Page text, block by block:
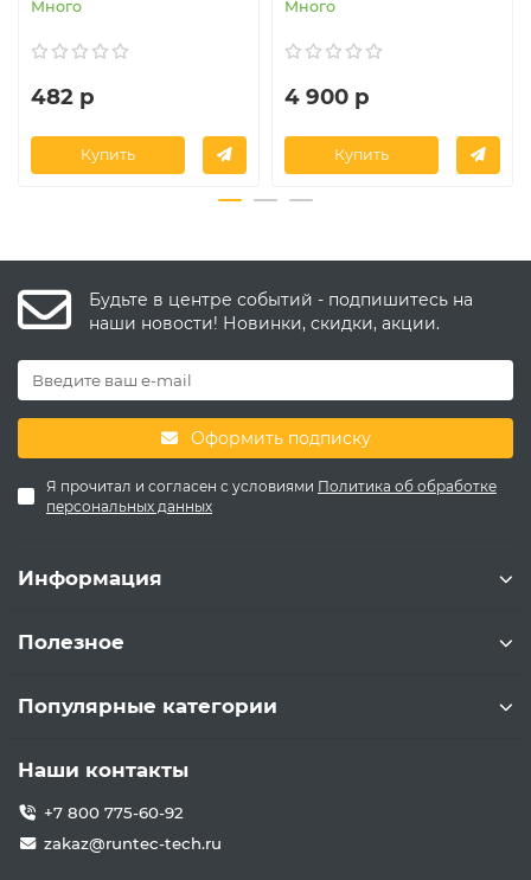
Много
482 р
Купить
Много
4 900 р
Купить
Будьте в центре событий - подпишитесь на
наши новости! Новинки, скидки, акции.
Оформить подписку
Я прочитал и согласен с условиями Политика об обработке
персональных данных
Информация
Полезное
Популярные категории
Наши контакты
+7 800 775-60-92
zakaz@runtec-tech.ru